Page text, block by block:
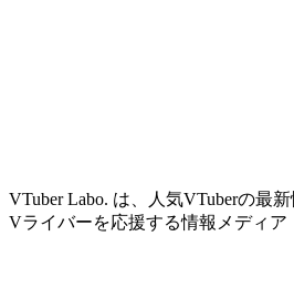
VTuber Labo. は、人気VTuberの最
Vライバーを応援する情報メディア